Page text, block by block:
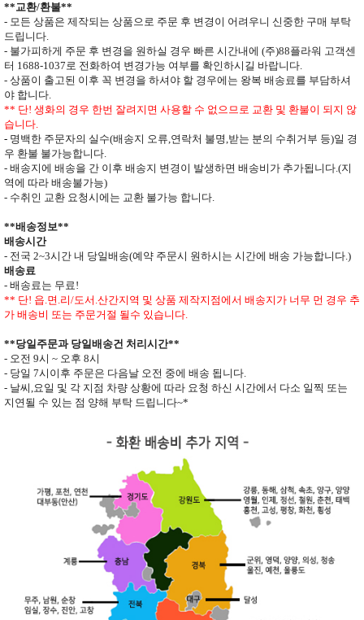
**교환/환불**
- 모든 상품은 제작되는 상품으로 주문 후 변경이 어려우니 신중한 구매 부탁
드립니다.
- 불가피하게 주문 후 변경을 원하실 경우 빠른 시간내에 (주)88플라워 고객센
터 1688-1037로 전화하여 변경가능 여부를 확인하시길 바랍니다.
- 상품이 출고된 이후 꼭 변경을 하셔야 할 경우에는 왕복 배송료를 부담하셔
야 합니다.
** 단! 생화의 경우 한번 잘려지면 사용할 수 없으므로 교환 및 환불이 되지 않
습니다.
- 명백한 주문자의 실수(배송지 오류,연락처 불명,받는 분의 수취거부 등)일 경
우 환불 불가능합니다.
- 배송지에 배송을 간 이후 배송지 변경이 발생하면 배송비가 추가됩니다.(지
역에 따라 배송불가능)
- 수취인 교환 요청시에는 교환 불가능 합니다.
**배송정보**
배송시간
- 전국 2~3시간 내 당일배송(예약 주문시 원하시는 시간에 배송 가능합니다.)
배송료
- 배송료는 무료!
** 단! 읍.면 .리/도서 .산간지역 및 상품 제작지점에서 배송지가 너무 먼 경우 추
가 배송비 또는 주문거절 될수 있습니다.
**당일주문과 당일배송건 처리시간**
- 오전 9시 ~ 오후 8시
- 당일 7시이후 주문은 다음날 오전 중에 배송 됩니다.
- 날씨,요일 및 각 지점 차량 상황에 따라 요청 하신 시간에서 다소 일찍 또는
지연될 수 있는 점 양해 부탁 드립니다~*